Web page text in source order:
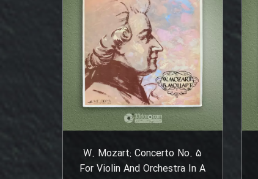
W. Mozart: Concerto No. 5
For Violin And Orchestra In A